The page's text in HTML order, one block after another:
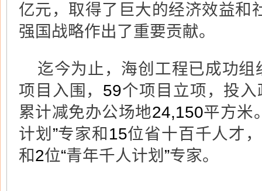
亿元，取得了巨大的经济效益和
强国战略作出了重要贡献。
迄今为止，海创工程已成功
项目入围， 59个项目立项，投
累计减免办公场地24,150平方米
计划 ”专家和 15位省十百千人才
和2位“青年千人计划 ”专家。